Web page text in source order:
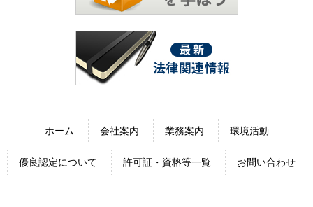
ホーム 会社案内 業務案内 環境活動
優良認定について 許可証・資格等一覧 お問い合わせ